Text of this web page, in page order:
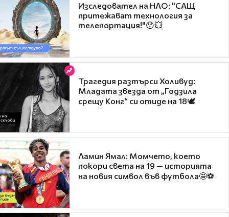
Изследовател на НЛО: "САЩ
притежават технология за
телепортация!"😯💥
Трагедия разтърси Холивуд:
Младата звезда от „Годзила
срещу Конг“ си отиде на 18🕊️
Ламин Ямал: Момчето, което
покори света на 19 — историята
на новия символ във футбола🤩⚽